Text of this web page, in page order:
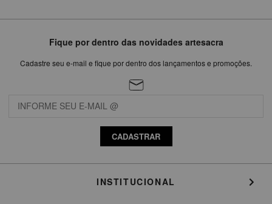
Fique por dentro das novidades artesacra
Cadastre seu e-mail e fique por dentro dos lançamentos e promoções.
CADASTRAR
INSTITUCIONAL